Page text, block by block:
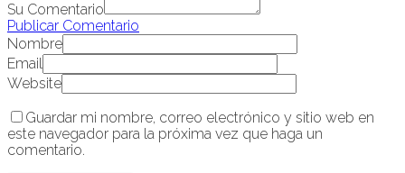
Su Comentario
Publicar Comentario
Nombre
Email
Website
Guardar mi nombre, correo electrónico y sitio web en
este navegador para la próxima vez que haga un
comentario.